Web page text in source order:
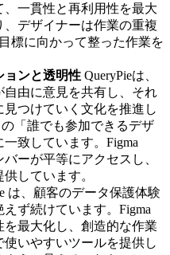
一貫性と再利用性を最大
デザイナーは作業の重複
標に向かって整った作業を
ョンと透明性 QueryPieは、
由に意見を共有し、それ
つけていく文化を推進し
「誰でも参加できるデザ
致しています。Figma
ーが平等にアクセスし、
しています。
は、顧客のデータ保護体験
ず続けています。Figma
最大化し、創造的な作業
いやすいツールを提供し